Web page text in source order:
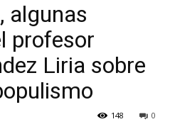
algunas
profesor
Liria sobre
0
148